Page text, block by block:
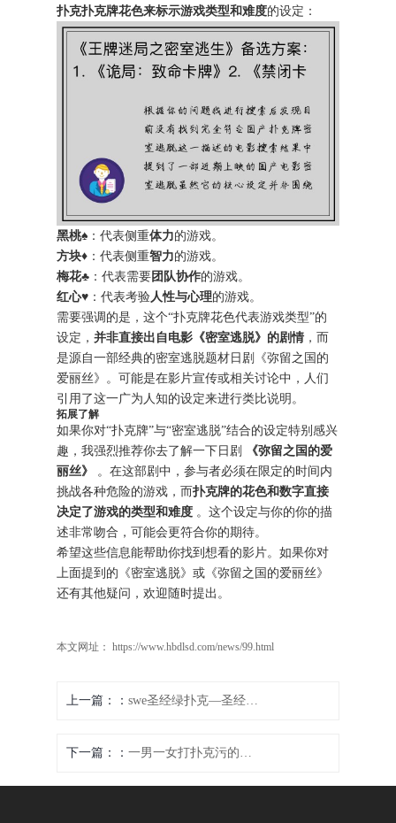
扑克扑克牌花色来标示游戏类型和难度的设定：
黑桃♠️：代表侧重体力的游戏。
方块♦️：代表侧重智力的游戏。
梅花♣️：代表需要团队协作的游戏。
红心♥️：代表考验人性与心理的游戏。
需要强调的是，这个“扑克牌花色代表游戏类型”的
设定，并非直接出自电影《密室逃脱》的剧情 ，而
是源自一部经典的密室逃脱题材日剧《弥留之国的
爱丽丝》。可能是在影片宣传或相关讨论中，人们
引用了这一广为人知的设定来进行类比说明。
拓展了解
如果你对“扑克牌”与“密室逃脱”结合的设定特别感兴
趣，我强烈推荐你去了解一下日剧
《弥留之国的爱
丽丝》
。在这部剧中，参与者必须在限定的时间内
挑战各种危险的游戏，而扑克牌的花色和数字直接
决定了游戏的类型和难度 。这个设定与你的你的描
述非常吻合，可能会更符合你的期待。
希望这些信息能帮助你找到想看的影片。如果你对
上面提到的《密室逃脱》或《弥留之国的爱丽丝》
还有其他疑问，欢迎随时提出。
本文网址： https://www.hbdlsd.com/news/99.html
上一篇： swe圣经绿扑克—圣经 绿色
下一篇： 一男一女打扑克污的那种、1. 王牌对王牌：心跳博弈夜2. 红桃Queen与黑桃King的深夜对局3. 暗号：今夜不打烊的双人游戏4. 筹码升温：特别规则下的较量5. 纸牌密语：藏在花色里的约定